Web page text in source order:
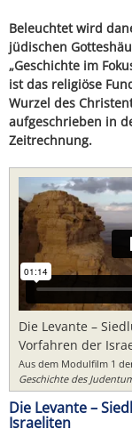
Beleuchtet wird
jüdischen
„Geschichte im
ist das religiöse
Wurzel des
aufgeschrieben in
Zeitrechnung.
Die Levante –
Vorfahren der
Aus dem Modulfilm 1
Geschichte des
Die Levante –
Israeliten